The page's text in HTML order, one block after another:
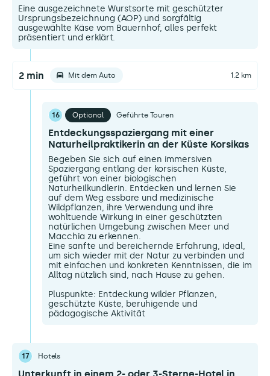
Eine ausgezeichnete Wurstsorte mit geschützter
Ursprungsbezeichnung (AOP) und sorgfältig
ausgewählte Käse vom Bauernhof, alles perfekt
präsentiert und erklärt.
2 min Mit dem Auto 1.2 km
16 Optional Geführte Touren
Entdeckungsspaziergang mit einer
Naturheilpraktikerin an der Küste Korsikas
Begeben Sie sich auf einen immersiven
Spaziergang entlang der korsischen Küste,
geführt von einer biologischen
Naturheilkundlerin. Entdecken und lernen Sie
auf dem Weg essbare und medizinische
Wildpflanzen, ihre Verwendung und ihre
wohltuende Wirkung in einer geschützten
natürlichen Umgebung zwischen Meer und
Macchia zu erkennen.
Eine sanfte und bereichernde Erfahrung, ideal,
um sich wieder mit der Natur zu verbinden und
mit einfachen und konkreten Kenntnissen, die im
Alltag nützlich sind, nach Hause zu gehen.
Pluspunkte: Entdeckung wilder Pflanzen,
geschützte Küste, beruhigende und
pädagogische Aktivität
17 Hotels